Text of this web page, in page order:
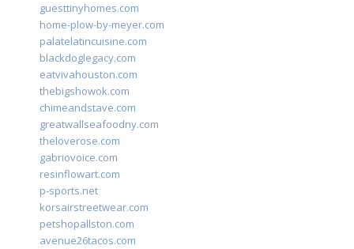
guesttinyhomes.com
home-plow-by-meyer.com
palatelatincuisine.com
blackdoglegacy.com
eatvivahouston.com
thebigshowok.com
chimeandstave.com
greatwallseafoodny.com
theloverose.com
gabriovoice.com
resinflowart.com
p-sports.net
korsairstreetwear.com
petshopallston.com
avenue26tacos.com